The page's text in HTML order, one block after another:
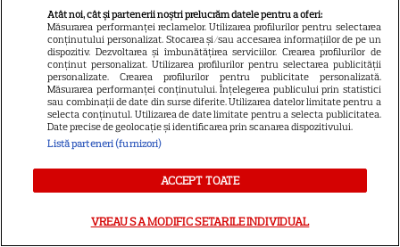
VEDETE STRĂINE
Jennifer Garner, ieșire rară la
prânz cu fiica ei, Violet. Cum au
fost surprinse cele două
Prințul Mirko al Bulgariei se
Povestea de dragoste începută
Atât noi, cât și partenerii noștri prelucrăm datele pentru a oferi:
Măsurarea performanței reclamelor. Utilizarea profilurilor pentru selectarea
conținutului personalizat. Stocarea și/sau accesarea informațiilor de pe un
dispozitiv. Dezvoltarea și îmbunătățirea serviciilor. Crearea profilurilor de
conținut personalizat. Utilizarea profilurilor pentru selectarea publicității
personalizate. Crearea profilurilor pentru publicitate personalizată.
Măsurarea performanței conținutului. Înțelegerea publicului prin statistici
sau combinații de date din surse diferite. Utilizarea datelor limitate pentru a
selecta conținutul. Utilizarea de date limitate pentru a selecta publicitatea.
Date precise de geolocație și identificarea prin scanarea dispozitivului.
Listă parteneri (furnizori)
ACCEPT TOATE
VREAU SA MODIFIC SETARILE INDIVIDUAL